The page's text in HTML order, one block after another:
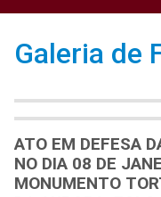
Galeria de
ATO EM DEFESA
NO DIA 08 DE
MONUMENTO